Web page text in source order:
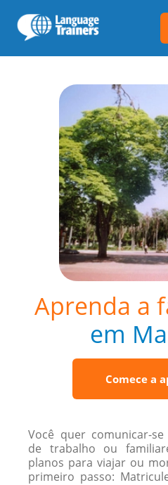
Aprenda a
em
Comece a
Você quer comunicar-
de trabalho ou
planos para viajar ou
primeiro passo: